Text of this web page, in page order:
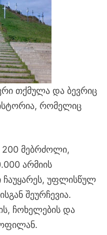
თქმულა და ბევრიც
რომელიც
მებრძოლი,
არმიის
ჩაუყარეს, უფლისწულ
შეურჩევია.
ჩოხელების და